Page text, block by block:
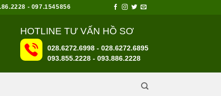
- 097.1545856
HOTLINE TƯ VẤN HỒ SƠ
028.6272.6998 - 028.6272.6895
093.855.2228 - 093.886.2228